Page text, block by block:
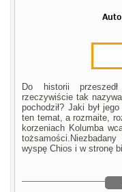
Do historii
rzeczywiście tak
pochodził? Jaki był
ten temat, a rozmaite,
korzeniach Kolumba
wyspę Chios i w stronę